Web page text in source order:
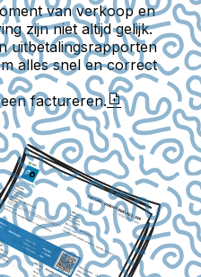
van verkoop en
zijn niet altijd gelijk.
uitbetalingsrapporten
alles snel en correct
factureren.